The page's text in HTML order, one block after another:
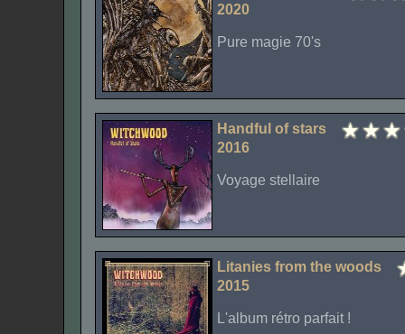
2020
Pure magie 70's
Handful of stars
2016
Voyage stellaire
Litanies from the woods
2015
L'album rétro parfait !